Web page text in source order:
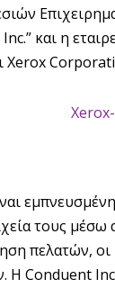
και η
Xerox
τους
πελατών, οι
Conduent